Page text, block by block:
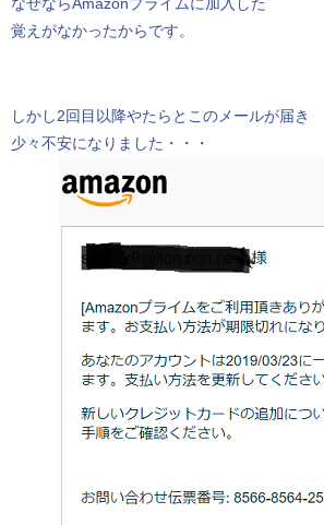
なぜならAmazonプライムに加入した
覚えがなかったからです。
しかし2回目以降やたらとこのメールが届き
少々不安になりました・・・